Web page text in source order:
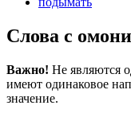
Слова с
Важно! Не являются
имеют одинаковое
значение.